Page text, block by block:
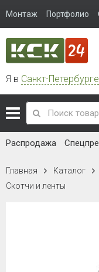
Монтаж Портфолио
Я в Санкт-Петербурге
Распродажа
Главная Каталог
Скотчи и ленты